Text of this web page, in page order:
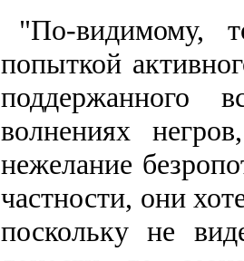
"По-видимому,
попыткой
поддержанного
волнениях
нежелание
частности, они
поскольку не